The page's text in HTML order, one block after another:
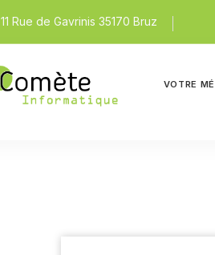
11 Rue de Gavrinis 35170 Bruz
VOTRE